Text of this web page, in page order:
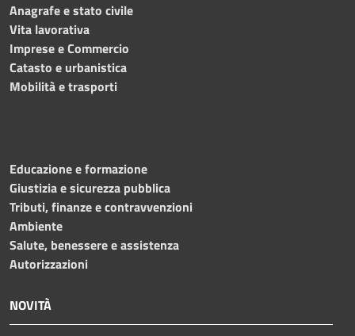
Anagrafe e stato civile
Vita lavorativa
Imprese e Commercio
Catasto e urbanistica
Mobilità e trasporti
Educazione e formazione
Giustizia e sicurezza pubblica
Tributi, finanze e contravvenzioni
Ambiente
Salute, benessere e assistenza
Autorizzazioni
NOVITÀ